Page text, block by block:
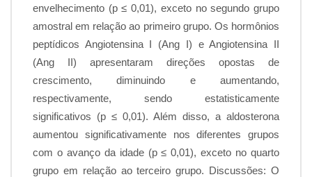
envelhecimento (p ≤ 0,01), exceto no segundo grupo
amostral em relação ao primeiro grupo. Os hormônios
peptídicos Angiotensina I (Ang I) e Angiotensina II
(Ang II) apresentaram direções opostas de
crescimento, diminuindo e aumentando,
respectivamente, sendo estatisticamente
significativos (p ≤ 0,01). Além disso, a aldosterona
aumentou significativamente nos diferentes grupos
com o avanço da idade (p ≤ 0,01), exceto no quarto
grupo em relação ao terceiro grupo. Discussões: O